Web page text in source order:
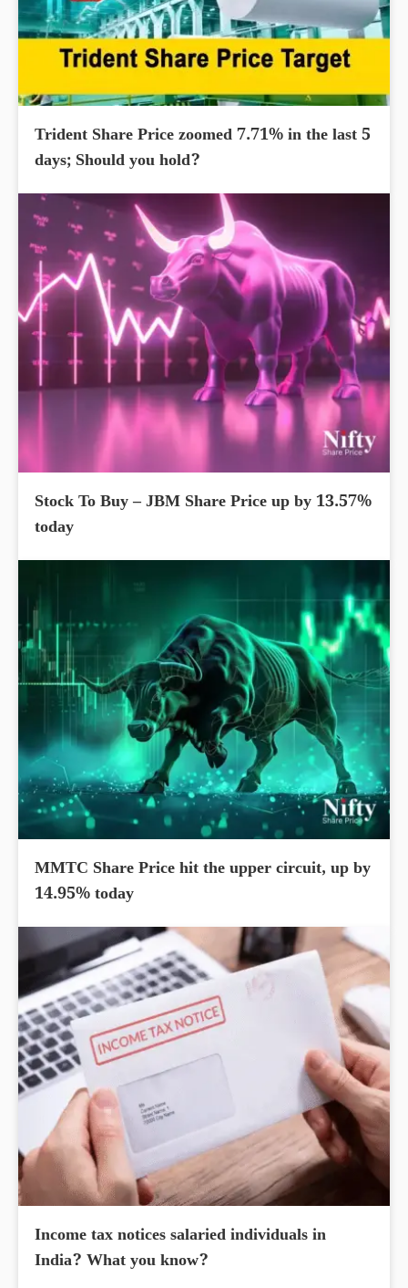
Trident Share Price zoomed 7.71% in the last 5
days; Should you hold?
Stock To Buy – JBM Share Price up by 13.57%
today
MMTC Share Price hit the upper circuit, up by
14.95% today
Income tax notices salaried individuals in
India? What you know?